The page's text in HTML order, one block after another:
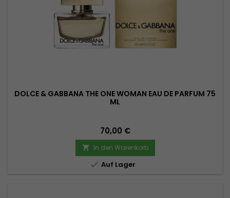
DOLCE & GABBANA THE ONE WOMAN EAU DE PARFUM 75
ML
Preis
70,00 €
 In den Warenkorb
 Auf Lager